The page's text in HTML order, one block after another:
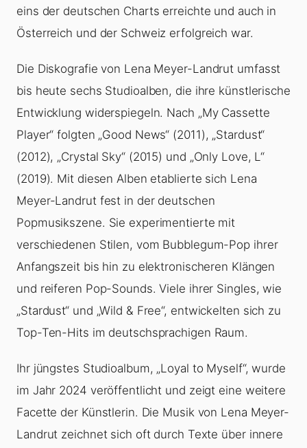
eins der deutschen Charts erreichte und auch in
Österreich und der Schweiz erfolgreich war.
Die Diskografie von Lena Meyer-Landrut umfasst
bis heute sechs Studioalben, die ihre künstlerische
Entwicklung widerspiegeln. Nach „My Cassette
Player“ folgten „Good News“ (2011), „Stardust“
(2012), „Crystal Sky“ (2015) und „Only Love, L“
(2019). Mit diesen Alben etablierte sich Lena
Meyer-Landrut fest in der deutschen
Popmusikszene. Sie experimentierte mit
verschiedenen Stilen, vom Bubblegum-Pop ihrer
Anfangszeit bis hin zu elektronischeren Klängen
und reiferen Pop-Sounds. Viele ihrer Singles, wie
„Stardust“ und „Wild & Free“, entwickelten sich zu
Top-Ten-Hits im deutschsprachigen Raum.
Ihr jüngstes Studioalbum, „Loyal to Myself“, wurde
im Jahr 2024 veröffentlicht und zeigt eine weitere
Facette der Künstlerin. Die Musik von Lena Meyer-
Landrut zeichnet sich oft durch Texte über innere